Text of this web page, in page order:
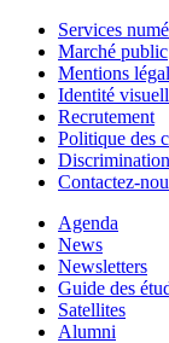
Services
Marché public
Mentions
Identité
Recrutement
Politique des
Contactez-
Agenda
News
Newsletters
Guide des
Satellites
Alumni